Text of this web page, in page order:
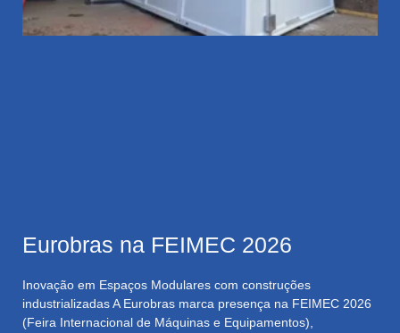
Eurobras na FEIMEC 2026
Inovação em Espaços Modulares com construções
industrializadas A Eurobras marca presença na FEIMEC 2026
(Feira Internacional de Máquinas e Equipamentos),